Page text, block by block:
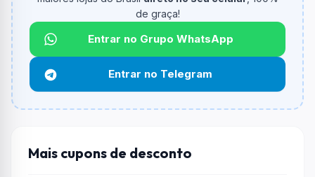
Não informado ou sem limite.
Funciona em qualquer produto?
Não necessariamente. Depende de itens participantes
e alguns vendedores ou produtos especificos podem
não aceitar cupons.
de graça!
Entrar no Grupo WhatsApp
Entrar no Telegram
Mais cupons de desconto